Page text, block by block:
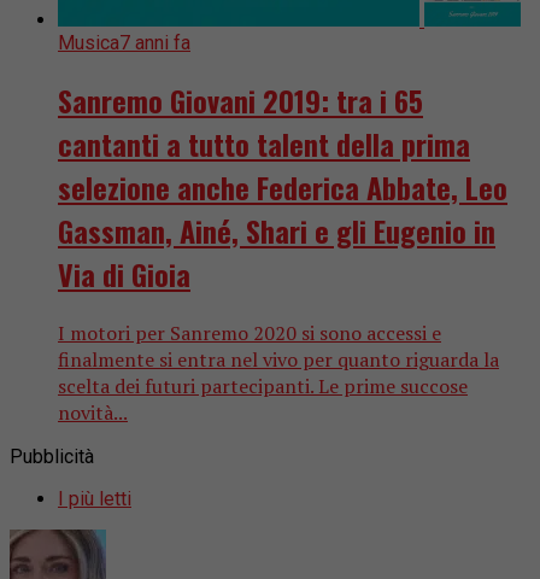
Musica7 anni fa
Sanremo Giovani 2019: tra i 65
cantanti a tutto talent della prima
selezione anche Federica Abbate, Leo
Gassman, Ainé, Shari e gli Eugenio in
Via di Gioia
I motori per Sanremo 2020 si sono accessi e
finalmente si entra nel vivo per quanto riguarda la
scelta dei futuri partecipanti. Le prime succose
novità...
Pubblicità
I più letti